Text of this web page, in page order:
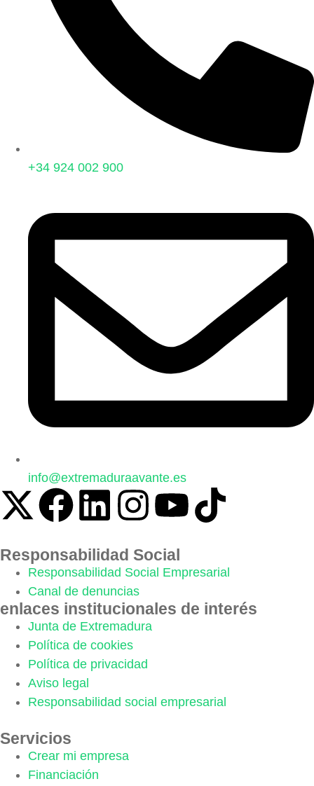
+34 924 002 900
info@extremaduraavante.es
Responsabilidad Social
Responsabilidad Social Empresarial
Canal de denuncias
enlaces institucionales de interés
Junta de Extremadura
Política de cookies
Política de privacidad
Aviso legal
Responsabilidad social empresarial
Servicios
Crear mi empresa
Financiación